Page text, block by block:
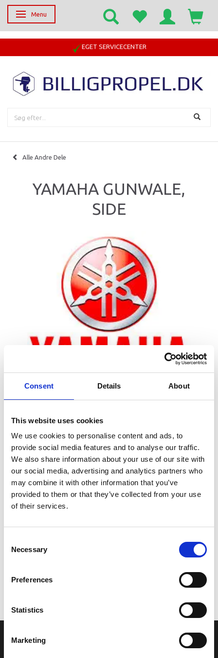
Consent Details About
This website uses cookies
We use cookies to personalise content and ads, to
provide social media features and to analyse our traffic.
We also share information about your use of our site with
our social media, advertising and analytics partners who
may combine it with other information that you’ve
provided to them or that they’ve collected from your use
of their services.
Selection
Necessary
Preferences
Statistics
Marketing
Skifte navigation
Menu
EGET SERVICECENTER
Alle Andre Dele
YAMAHA GUNWALE,
SIDE
Zoom
Leveringstid er 5-6 dag(e)
Model/varenr.: F0DU25120000
2.328,50 DKK
Vi oplever i øjeblikket store og hyppige prisændringer i markedet.
leveres, eller hvor prisen afviger fra det viste. Vi kontakter dig
naturligvis, hvis dette er tilfældet.
INFORMATIONER